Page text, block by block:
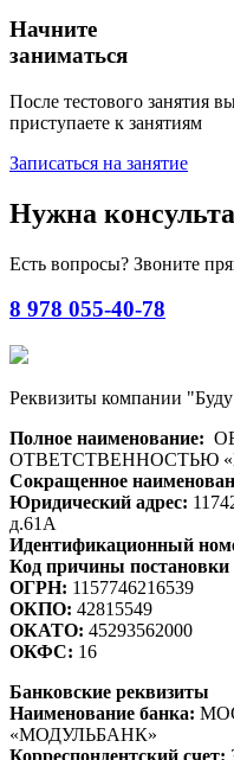
Начните
заниматься
После тестового занятия
приступаете к занятиям
Записаться на занятие
Нужна
Есть вопросы? Звоните
8 978 055-40-78
Реквизиты компании
Полное наименование:
ОТВЕТСТВЕННОСТЬЮ
Сокращенное
Юридический адрес:
д.61А
Идентификационный
Код причины
ОГРН: 1157746216539
ОКПО: 42815549
ОКАТО: 45293562000
ОКФС: 16
Банковские реквизиты
Наименование банка:
«МОДУЛЬБАНК»